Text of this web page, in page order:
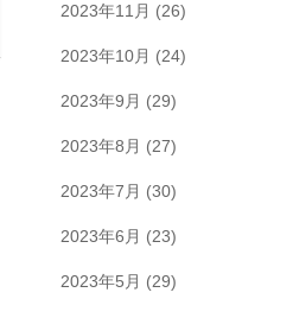
2023年11月 (26)
2023年10月 (24)
2023年9月 (29)
2023年8月 (27)
2023年7月 (30)
2023年6月 (23)
2023年5月 (29)